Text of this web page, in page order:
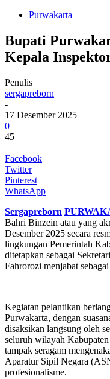
Purwakarta
Bupati
Kepala
Penulis
sergapreborn
-
17 Desember 2025
0
45
Facebook
Twitter
Pinterest
WhatsApp
Sergapreborn
Bahri Binzein atau yang
Desember 2025 secara
lingkungan Pemerintah
ditetapkan sebagai
Fahrorozi menjabat
Kegiatan pelantikan
Purwakarta, dengan
disaksikan langsung oleh
seluruh wilayah
tampak seragam
Aparatur Sipil Negara
profesionalisme.